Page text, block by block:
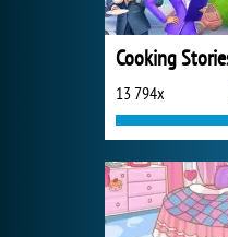
13 794x